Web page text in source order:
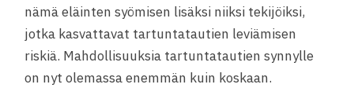
nämä eläinten syömisen lisäksi niiksi tekijöiksi,
jotka kasvattavat tartuntatautien leviämisen
riskiä. Mahdollisuuksia tartuntatautien synnylle
on nyt olemassa enemmän kuin koskaan.